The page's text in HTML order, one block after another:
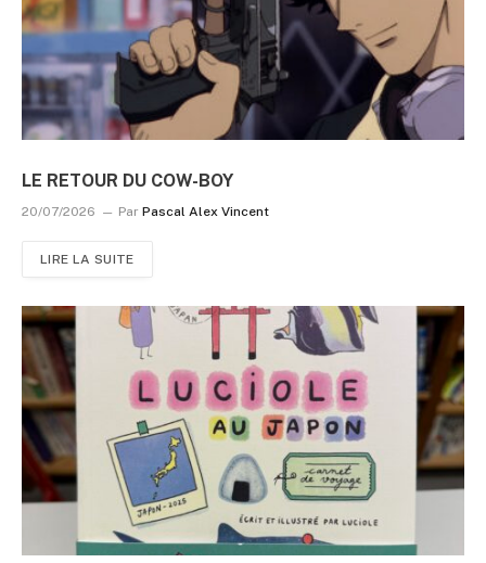
LE RETOUR DU COW-BOY
20/07/2026 Par Pascal Alex Vincent
LIRE LA SUITE